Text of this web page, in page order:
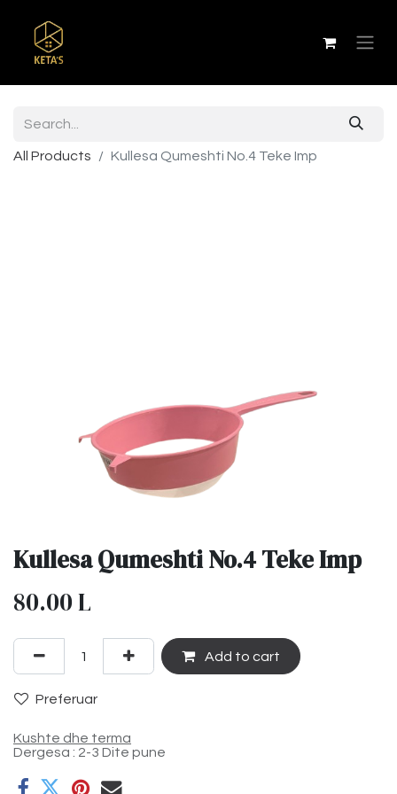
All Products Kullesa Qumeshti No.4 Teke Imp
Kullesa Qumeshti No.4 Teke Imp
80.00L
Add to cart
Preferuar
Kushte dhe terma
Dergesa : 2-3 Dite pune